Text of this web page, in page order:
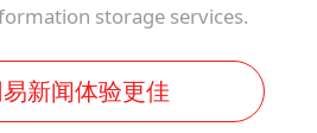
storage services.
新闻体验更佳